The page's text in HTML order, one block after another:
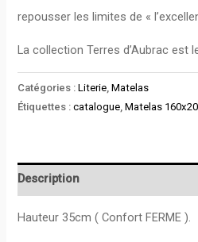
repousser les limites de «
La collection Terres d’Aubrac
Catégories :Literie ,Matelas
Étiquettes :catalogue ,Matelas
Description
Hauteur 35cm ( Confort FERME ).